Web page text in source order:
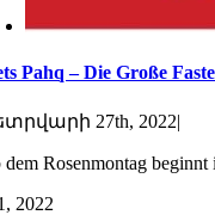
Pahq – Die Große
27th, 2022|
dem Rosenmontag
2022